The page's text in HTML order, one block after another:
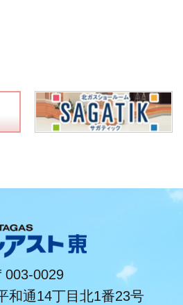
003-0029
和通14丁目北1番23号